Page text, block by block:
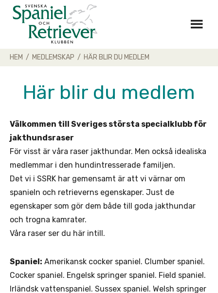
Skip
HEM / MEDLEMSKAP / HÄR BLIR DU MEDLEM
Här blir du medlem
Välkommen till Sveriges största specialklubb för
jakthundsraser
För visst är våra raser jakthundar. Men också idealiska
medlemmar i den hundintresserade familjen.
Det vi i SSRK har gemensamt är att vi värnar om
spanieln och retrieverns egenskaper. Just de
egenskaper som gör dem både till goda jakthundar
och trogna kamrater.
Våra raser ser du här intill.
Spaniel: Amerikansk cocker spaniel. Clumber spaniel.
Cocker spaniel. Engelsk springer spaniel. Field spaniel.
Irländsk vattenspaniel. Sussex spaniel. Welsh springer